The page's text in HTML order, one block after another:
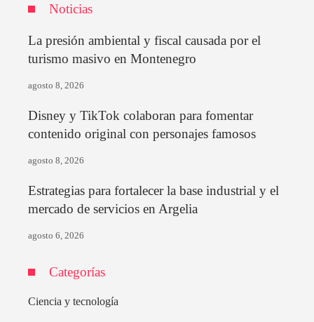
Noticias
La presión ambiental y fiscal causada por el
turismo masivo en Montenegro
agosto 8, 2026
Disney y TikTok colaboran para fomentar
contenido original con personajes famosos
agosto 8, 2026
Estrategias para fortalecer la base industrial y el
mercado de servicios en Argelia
agosto 6, 2026
Categorías
Ciencia y tecnología